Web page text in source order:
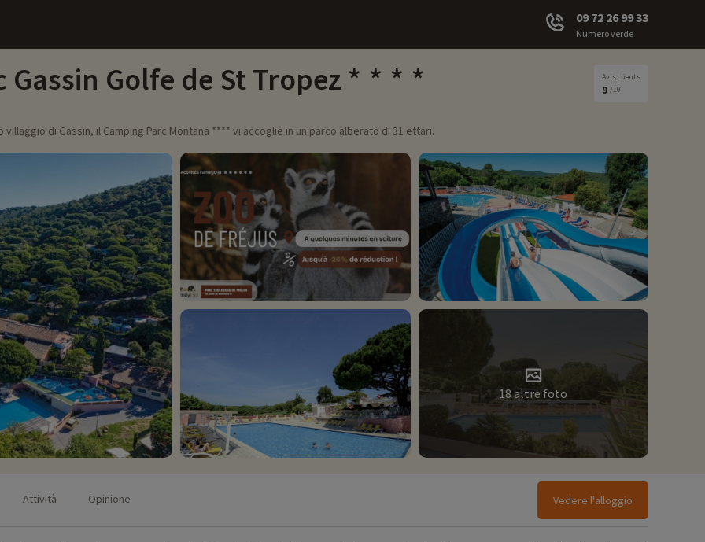
09 72 26 99 33
Numero verde
Golfe de St Tropez Avis clients
9 /10
di Gassin, il Camping Parc Montana **** vi accoglie in un parco alberato di 31 ettari.
18 altre foto
Attività Opinione Vedere l'alloggio